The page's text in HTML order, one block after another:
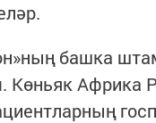
башка
Көньяк Африка